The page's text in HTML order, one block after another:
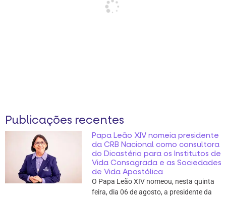
Publicações recentes
Papa Leão XIV nomeia presidente
da CRB Nacional como consultora
do Dicastério para os Institutos de
Vida Consagrada e as Sociedades
de Vida Apostólica
O Papa Leão XIV nomeou, nesta quinta
feira, dia 06 de agosto, a presidente da